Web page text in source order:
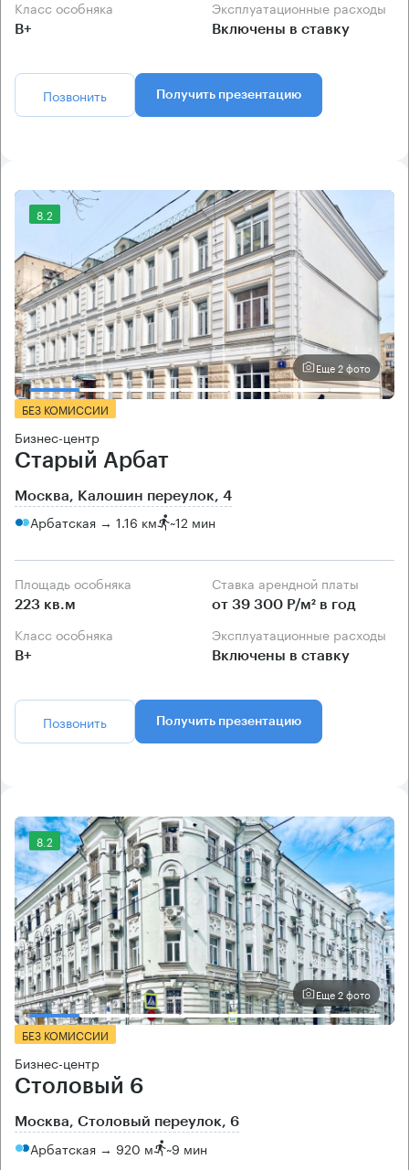
Класс особняка
B+
Эксплуатационные расходы
Включены в ставку
Позвонить Получить презентацию
8.2
Еще 2 фото
БЕЗ КОМИССИИ
Бизнес-центр
Старый Арбат
Москва, Калошин переулок, 4
Арбатская → 1.16 км ~12 мин
Площадь особняка
223 кв.м
Ставка арендной платы
от 39 300 Р/м² в год
Класс особняка
B+
Эксплуатационные расходы
Включены в ставку
Позвонить Получить презентацию
8.2
Еще 2 фото
БЕЗ КОМИССИИ
Бизнес-центр
Столовый 6
Москва, Столовый переулок, 6
Арбатская → 920 м ~9 мин